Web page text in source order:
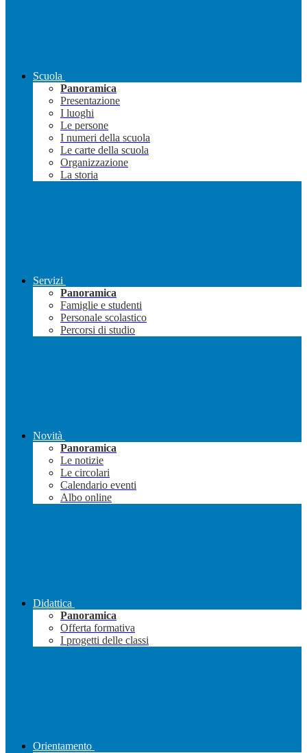
Scuola
Panoramica
Presentazione
I luoghi
Le persone
I numeri della scuola
Le carte della scuola
Organizzazione
La storia
Servizi
Panoramica
Famiglie e studenti
Personale scolastico
Percorsi di studio
Novità
Panoramica
Le notizie
Le circolari
Calendario eventi
Albo online
Didattica
Panoramica
Offerta formativa
I progetti delle classi
Orientamento